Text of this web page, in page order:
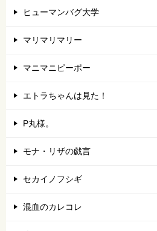
ヒューマンバグ大学
マリマリマリー
マニマニピーポー
エトラちゃんは見た！
P丸様。
モナ・リザの戯言
セカイノフシギ
混血のカレコレ